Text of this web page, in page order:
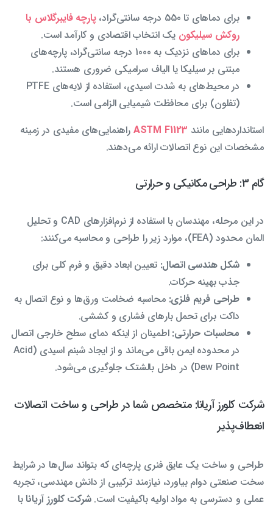
برای دماهای تا 550 درجه سانتی‌گراد،
پارچه فایبرگلاس با
روکش سیلیکون یک انتخاب اقتصادی و کارآمد است.
برای دماهای نزدیک به 1000 درجه سانتی‌گراد، پارچه‌های
مبتنی بر سیلیکا یا الیاف سرامیکی ضروری هستند.
در محیط‌های به شدت اسیدی، استفاده از لایه‌های PTFE
(تفلون) برای محافظت شیمیایی الزامی است.
استانداردهایی مانند ASTM F1123 راهنمایی‌های مفیدی در زمینه
مشخصات این نوع اتصالات ارائه می‌دهند.
گام 3: طراحی مکانیکی و حرارتی
در این مرحله، مهندسان با استفاده از نرم‌افزارهای CAD و تحلیل
المان محدود (FEA)، موارد زیر را طراحی و محاسبه می‌کنند:
شکل هندسی اتصال: تعیین ابعاد دقیق و فرم کلی برای
جذب بهینه حرکات.
طراحی فریم فلزی: محاسبه ضخامت ورق‌ها و نوع اتصال به
داکت برای تحمل بارهای فشاری و کششی.
محاسبات حرارتی: اطمینان از اینکه دمای سطح خارجی اتصال
در محدوده ایمن باقی می‌ماند و از ایجاد شبنم اسیدی (Acid
Dew Point) در داخل بالشتک جلوگیری می‌شود.
شرکت کلورز آریانا: متخصص شما در طراحی و ساخت اتصالات
انعطاف‌پذیر
طراحی و ساخت یک عایق فنری پارچه‌ای که بتواند سال‌ها در شرایط
سخت صنعتی دوام بیاورد، نیازمند ترکیبی از دانش مهندسی، تجربه
عملی و دسترسی به مواد اولیه باکیفیت است.شرکت کلورز آریانابا